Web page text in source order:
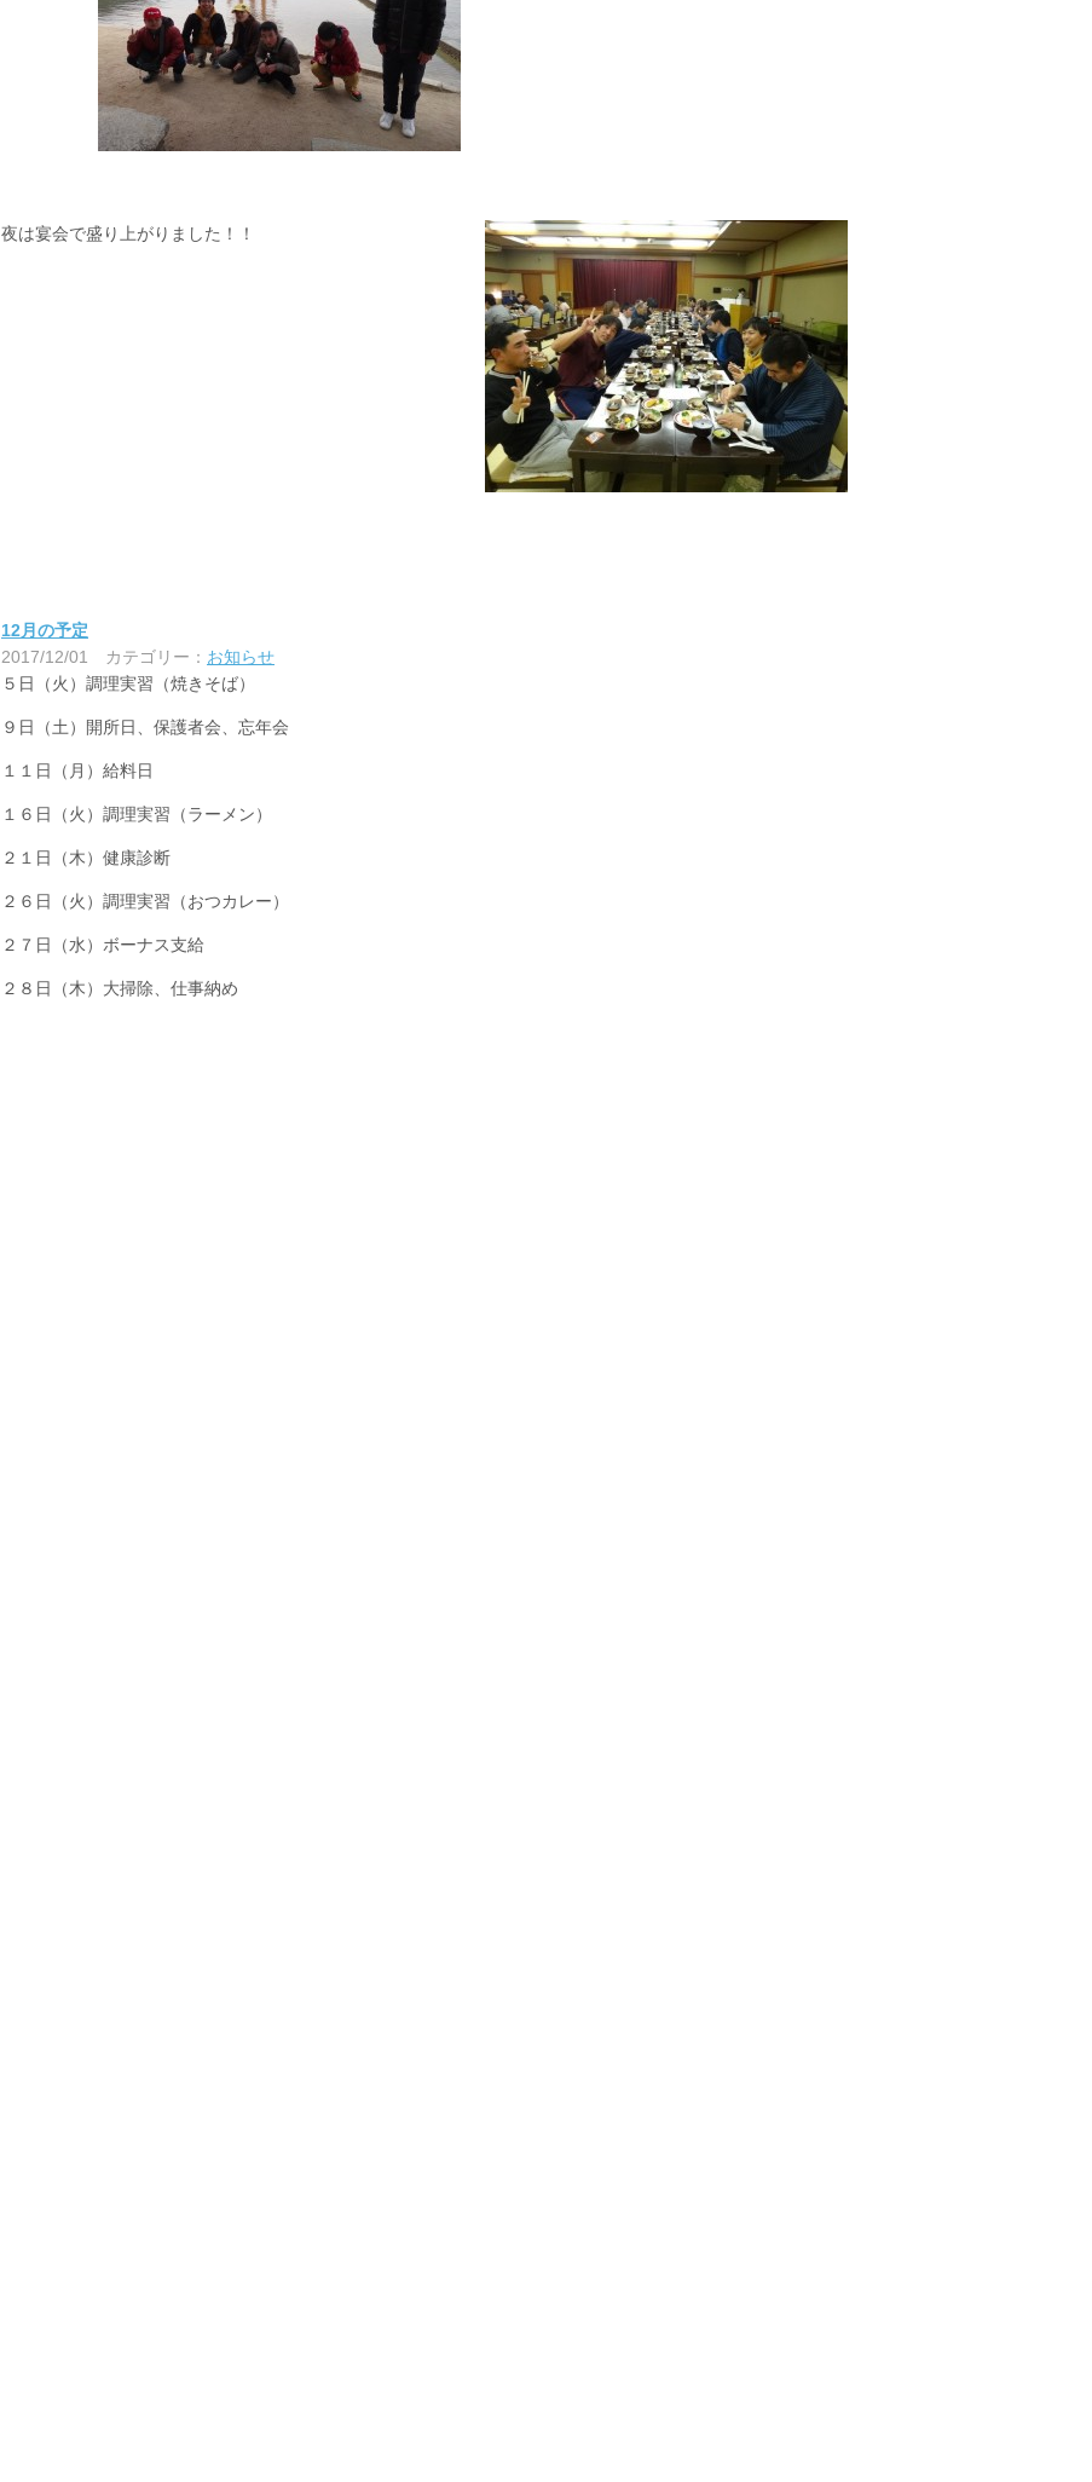
夜は宴会で盛り上がりました！！
12月の予定
2017/12/01
カテゴリー： お知らせ
５日（火）調理実習（焼きそば）
９日（土）開所日、保護者会、忘年会
１１日（月）給料日
１６日（火）調理実習（ラーメン）
２１日（木）健康診断
２６日（火）調理実習（おつカレー）
２７日（水）ボーナス支給
２８日（木）大掃除、仕事納め